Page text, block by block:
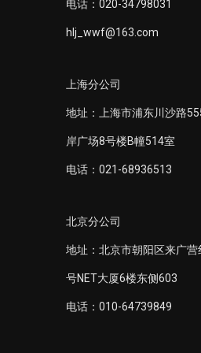
电话：020-34798031
hlj_wwf@163.com
上海分公司
地址：上海市浦东川沙路
岸广场8号楼B幢514室
电话：021-68936513
北京分公司
地址：北京市朝阳区来广营
号NET大厦6楼东侧603
电话：010-64739849